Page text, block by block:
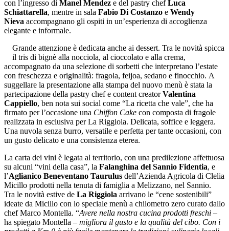
con l’ingresso di Manel Mendez e del pastry chefLuca
Schiattarella, mentre in sala Fabio Di Costanzo e Wendy
Nieva accompagnano gli ospiti in un’esperienza di accoglienza
elegante e informale.
Grande attenzione è dedicata anche ai dessert. Tra le novità spicca
il tris di bignè alla nocciola, al cioccolato e alla crema,
accompagnato da una selezione di sorbetti che interpretano l’estate
con freschezza e originalità: fragola, feijoa, sedano e finocchio. A
suggellare la presentazione alla stampa del nuovo menù è stata la
partecipazione della pastry chef e content creatorValentina
Cappiello, ben nota sui social come “La ricetta che vale”, che ha
firmato per l’occasione una Chiffon Cake con composta di fragole
realizzata in esclusiva per La Riggiola. Delicata, soffice e leggera.
Una nuvola senza burro, versatile e perfetta per tante occasioni, con
un gusto delicato e una consistenza eterea.
La carta dei vini è legata al territorio, con una predilezione affettuosa
su alcuni “vini della casa”, la Falanghina del Sannio Fidentia, e
l’Aglianico Beneventano Taurulus dell’Azienda Agricola di Clelia
Micillo prodotti nella tenuta di famiglia a Melizzano, nel Sannio.
Tra le novità estive de La Riggiola arrivano le “cene sostenibili”
ideate da Micillo con lo speciale menù a chilometro zero curato dallo
chef Marco Montella. “Avere nella nostra cucina prodotti freschi –
ha spiegato Montella – migliora il gusto e la qualità del cibo. Con i